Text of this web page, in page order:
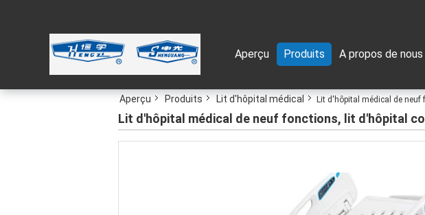
Aperçu Produits A propos de nous
Aperçu Produits Lit d'hôpital médical Lit d'hôpital médical de
Lit d'hôpital médical de neuf fonctions, lit d'hôpital